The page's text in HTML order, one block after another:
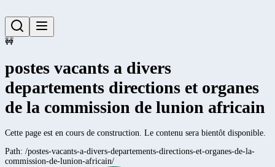
🚧
postes vacants a divers
departements directions et organes
de la commission de lunion africain
Cette page est en cours de construction. Le contenu sera bientôt disponible.
Path: /postes-vacants-a-divers-departements-directions-et-organes-de-la-
commission-de-lunion-africain/